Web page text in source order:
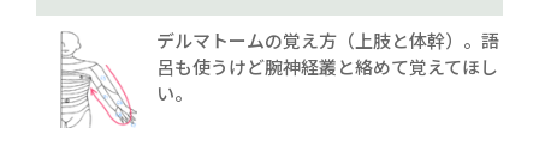
デルマトームの覚え方（上肢と体幹）。語
呂も使うけど腕神経叢と絡めて覚えてほし
い。